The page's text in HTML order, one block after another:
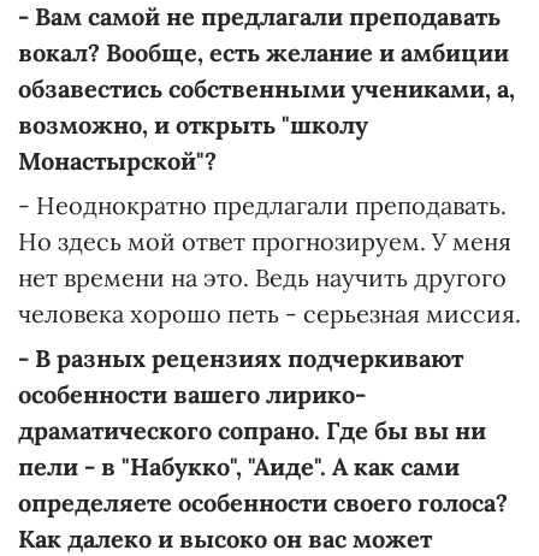
- Вам самой не предлагали преподавать
вокал? Вообще, есть желание и амбиции
обзавестись собственными учениками, а,
возможно, и открыть "школу
Монастырской"?
- Неоднократно предлагали преподавать.
Но здесь мой ответ прогнозируем. У меня
нет времени на это. Ведь научить другого
человека хорошо петь - серьезная миссия.
- В разных рецензиях подчеркивают
особенности вашего лирико-
драматического сопрано. Где бы вы ни
пели - в "Набукко", "Аиде". А как сами
определяете особенности своего голоса?
Как далеко и высоко он вас может